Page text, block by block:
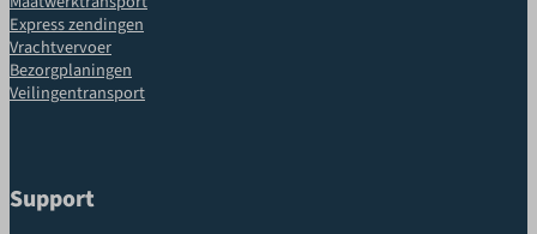
Express zendingen
Vrachtvervoer
Bezorgplaningen
Veilingentransport
Support